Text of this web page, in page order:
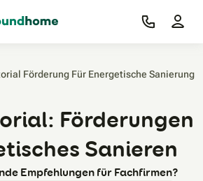
Zum Hauptinhalt
Förderung Für Energetische Sanierung‎
Förderungen
Sanieren
Empfehlungen für Fachfirmen?